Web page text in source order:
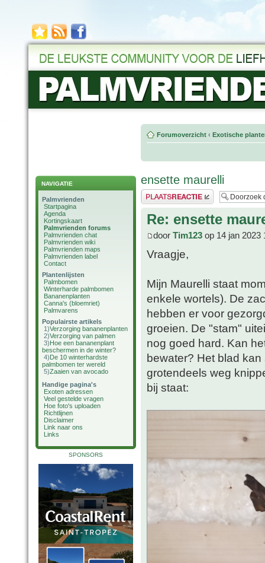
NAVIGATIE
Palmvrienden
Startpagina
Agenda
Kortingskaart
Palmvrienden forums
Palmvrienden chat
Palmvrienden wiki
Palmvrienden maps
Palmvrienden label
Contact
Plantenlijsten
Palmbomen
Winterharde palmbomen
Bananenplanten
Canna's (bloemriet)
Palmvarens
Populairste artikels
1)Verzorging bananenplanten
2)Verzorging van palmen
3)Hoe een bananenplant
beschermen in de winter?
4)De 10 winterhardste
palmbomen ter wereld
5)Zaaien van avocado
Handige pagina's
Exoten adressen
Veel gestelde vragen
Hoe foto's uploaden
Richtlijnen
Disclaimer
Link naar ons
Links
SPONSORS
Forumoverzicht ‹ Exotische
ensette maurelli
Plaats een reactie
Re: ensette
door Tim123 op 14 jan 2023
Vraagje,
Mijn Maurelli staat
enkele wortels). De
hebben er voor
groeien. De "stam"
nog goed hard. Kan
bewater? Het blad
grotendeels weg
bij staat: